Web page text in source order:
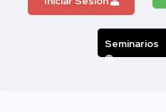
Seminarios